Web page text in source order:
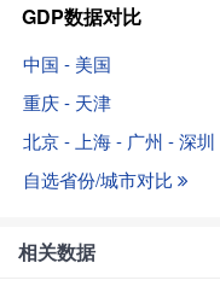
GDP数据对比
中国 - 美国
重庆 - 天津
北京 - 上海 - 广州 - 深圳
自选省份/城市对比
相关数据